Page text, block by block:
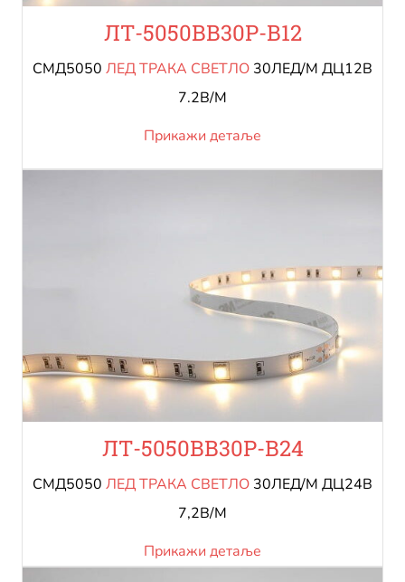
ЛТ-5050ВВ30Р-В12
СМД5050 ЛЕД ТРАКА СВЕТЛО 30ЛЕД/М ДЦ12В
7.2В/М
Прикажи детаље
ЛТ-5050ВВ30Р-В24
СМД5050 ЛЕД ТРАКА СВЕТЛО 30ЛЕД/М ДЦ24В
7,2В/М
Прикажи детаље